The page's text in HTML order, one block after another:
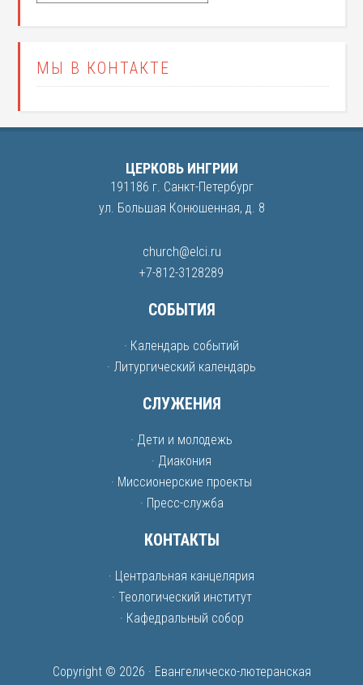
МЫ В КОНТАКТЕ
ЦЕРКОВЬ ИНГРИИ
191186 г. Санкт-Петербург
ул. Большая Конюшенная, д. 8
church@elci.ru
+7-812-3128289
СОБЫТИЯ
· Календарь событий
· Литургический календарь
СЛУЖЕНИЯ
· Дети и молодежь
· Диакония
· Миссионерские проекты
· Пресс-служба
КОНТАКТЫ
· Центральная канцелярия
· Теологический институт
· Кафедральный собор
Copyright © 2026 · Евангелическо-лютеранская